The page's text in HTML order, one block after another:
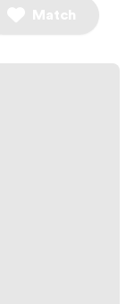
Match